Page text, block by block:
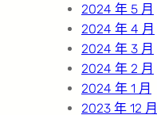
2024 年 5 月
2024 年 4 月
2024 年 3 月
2024 年 2 月
2024 年 1 月
2023 年 12 月